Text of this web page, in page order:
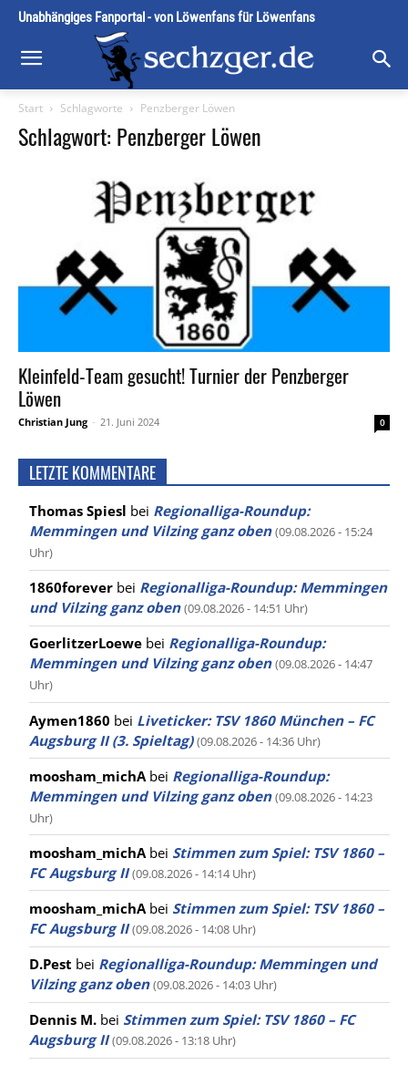
Unabhängiges Fanportal - von Löwenfans für Löwenfans
Start Schlagworte Penzberger Löwen
Schlagwort: Penzberger Löwen
Kleinfeld-Team gesucht! Turnier der Penzberger
Löwen
Christian Jung - 21. Juni 2024 0
LETZTE KOMMENTARE
Thomas Spiesl bei Regionalliga-Roundup:
Memmingen und Vilzing ganz oben (09.08.2026 - 15:24
Uhr)
1860forever bei Regionalliga-Roundup: Memmingen
und Vilzing ganz oben (09.08.2026 - 14:51 Uhr)
GoerlitzerLoewe bei Regionalliga-Roundup:
Memmingen und Vilzing ganz oben (09.08.2026 - 14:47
Uhr)
Aymen1860 bei Liveticker: TSV 1860 München – FC
Augsburg II (3. Spieltag) (09.08.2026 - 14:36 Uhr)
moosham_michA bei Regionalliga-Roundup:
Memmingen und Vilzing ganz oben (09.08.2026 - 14:23
Uhr)
moosham_michA bei Stimmen zum Spiel: TSV 1860 –
FC Augsburg II (09.08.2026 - 14:14 Uhr)
moosham_michAbei Stimmen zum Spiel: TSV 1860 –
FC Augsburg II (09.08.2026 - 14:08 Uhr)
D.Pest bei Regionalliga-Roundup: Memmingen und
Vilzing ganz oben (09.08.2026 - 14:03 Uhr)
Dennis M. bei Stimmen zum Spiel: TSV 1860 – FC
Augsburg II (09.08.2026 - 13:18 Uhr)